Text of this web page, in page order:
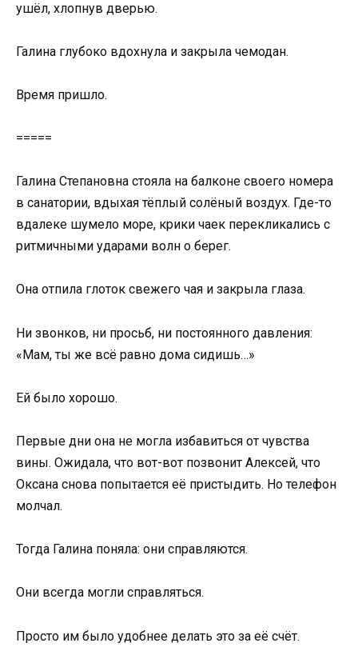
ушёл, хлопнув дверью.
Галина глубоко вдохнула и закрыла чемодан.
Время пришло.
=====
Галина Степановна стояла на балконе своего номера
в санатории, вдыхая тёплый солёный воздух. Где-то
вдалеке шумело море, крики чаек перекликались с
ритмичными ударами волн о берег.
Она отпила глоток свежего чая и закрыла глаза.
Ни звонков, ни просьб, ни постоянного давления:
«Мам, ты же всё равно дома сидишь…»
Ей было хорошо.
Первые дни она не могла избавиться от чувства
вины. Ожидала, что вот-вот позвонит Алексей, что
Оксана снова попытается её пристыдить. Но телефон
молчал.
Тогда Галина поняла: они справляются.
Они всегда могли справляться.
Просто им было удобнее делать это за её счёт.